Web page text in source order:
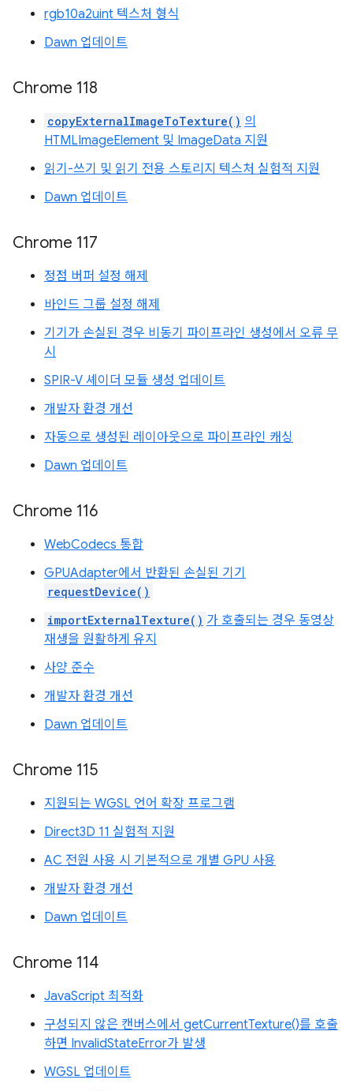
rgb10a2uint 텍스처 형식
Dawn 업데이트
Chrome 118
copyExternalImageToTexture() 의
HTMLImageElement 및 ImageData 지원
읽기-쓰기 및 읽기 전용 스토리지 텍스처 실험적 지원
Dawn 업데이트
Chrome 117
정점 버퍼 설정 해제
바인드 그룹 설정 해제
기기가 손실된 경우 비동기 파이프라인 생성에서 오류 무
시
SPIR-V 셰이더 모듈 생성 업데이트
개발자 환경 개선
자동으로 생성된 레이아웃으로 파이프라인 캐싱
Dawn 업데이트
Chrome 116
WebCodecs 통합
GPUAdapter에서 반환된 손실된 기기
requestDevice()
importExternalTexture() 가 호출되는 경우 동영상
재생을 원활하게 유지
사양 준수
개발자 환경 개선
Dawn 업데이트
Chrome 115
지원되는 WGSL 언어 확장 프로그램
Direct3D 11 실험적 지원
AC 전원 사용 시 기본적으로 개별 GPU 사용
개발자 환경 개선
Dawn 업데이트
Chrome 114
JavaScript 최적화
구성되지 않은 캔버스에서 getCurrentTexture()를 호출
하면 InvalidStateError가 발생
WGSL 업데이트